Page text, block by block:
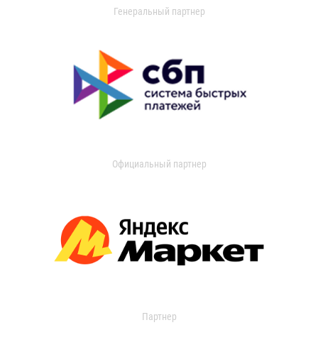
Генеральный партнер
Официальный партнер
Партнер